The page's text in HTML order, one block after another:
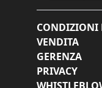
CONDIZIONI
VENDITA
GERENZA
PRIVACY